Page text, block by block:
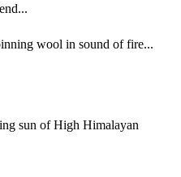
wool in sound of fire...
sun of High Himalayan